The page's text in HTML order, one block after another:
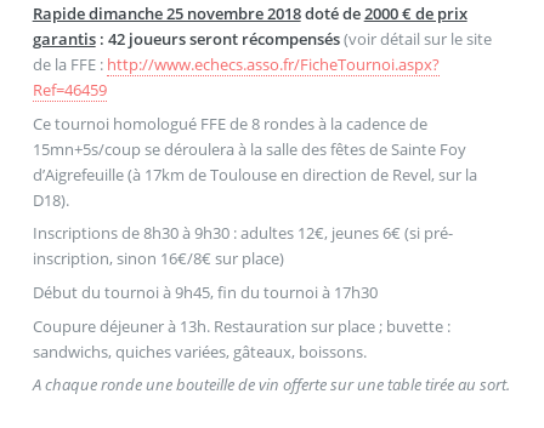
Rapide dimanche 25 novembre 2018doté de2000 € de prix
garantis: 42 joueurs seront récompensés(voir détail sur le site
de la FFE : http://www.echecs.asso.fr/FicheTournoi.aspx?
Ref=46459
Ce tournoi homologué FFE de 8 rondes à la cadence de
15mn+5s/coup se déroulera à la salle des fêtes de Sainte Foy
d’Aigrefeuille (à 17km de Toulouse en direction de Revel, sur la
D18).
Inscriptions de 8h30 à 9h30 : adultes 12€, jeunes 6€ (si pré-
inscription, sinon 16€/8€ sur place)
Début du tournoi à 9h45, fin du tournoi à 17h30
Coupure déjeuner à 13h. Restauration sur place ; buvette :
sandwichs, quiches variées, gâteaux, boissons.
A chaque ronde une bouteille de vin offerte sur une table tirée au sort.